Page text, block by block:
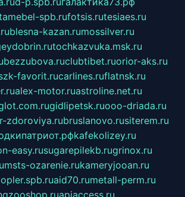
spb.rufotsis.rutesiaes.ru
blesna-kazan.rumossilver.ru
tochkazvuka.msk.ru
bezzubova.ruclubtibet.ruorior-aks.ru
favorit.rucarlines.ruflatnsk.ru
alex-motor.ruastroline.net.ru
gidlipetsk.ruooo-driada.ru
zdoroviya.rubruslanovo.rusiterem.ru
kafekolizey.ru
easy.rusugarepilekb.rugrinox.ru
msts-ozarenie.rukameryjooan.ru
aid70.rumetall-perm.ru
apiaccess.ru